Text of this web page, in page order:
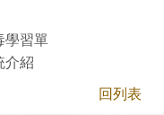
學習單
介紹
回列表